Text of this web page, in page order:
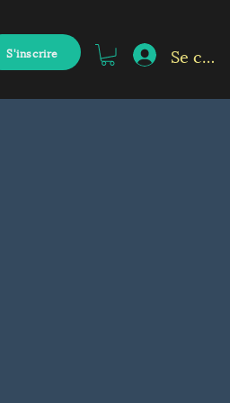
S'inscrire Se